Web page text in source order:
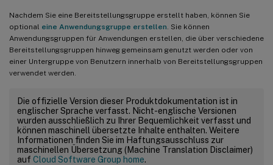
Nachdem Sie eine Bereitstellungsgruppe erstellt haben, können Sie
optional eine Anwendungsgruppe erstellen . Sie können
Anwendungsgruppen für Anwendungen erstellen, die über verschiedene
Bereitstellungsgruppen hinweg gemeinsam genutzt werden oder von
einer Untergruppe von Benutzern innerhalb von Bereitstellungsgruppen
verwendet werden.
Die offizielle Version dieser Produktdokumentation ist in
englischer Sprache verfasst. Nicht-englische Versionen
wurden ausschließlich zu Ihrer Bequemlichkeit verfasst und
können maschinell übersetzte Inhalte enthalten. Weitere
Informationen finden Sie im Haftungsausschluss zur
maschinellen Übersetzung (Machine Translation Disclaimer)
auf Cloud Software Group home.